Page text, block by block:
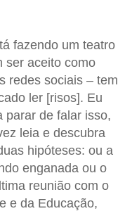
fazendo um teatro
ser aceito como
redes sociais – tem
ler [risos]. Eu
parar de falar isso,
leia e descubra
hipóteses: ou a
enganada ou o
reunião com o
e da Educação,